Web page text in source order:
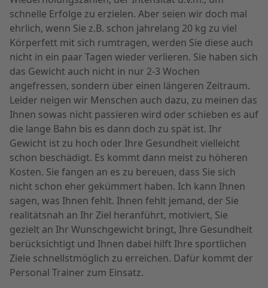
schnelle Erfolge zu erzielen. Aber seien wir doch mal
ehrlich, wenn Sie z.B. schon jahrelang 20 kg zu viel
Körperfett mit sich rumtragen, werden Sie diese auch
nicht in ein paar Tagen wieder verlieren. Sie haben sich
das Gewicht auch nicht in nur 2-3 Wochen
angefressen, sondern über einen längeren Zeitraum.
Leider neigen wir Menschen auch dazu, zu meinen das
Ihnen sowas nicht passieren wird oder schieben es auf
die lange Bahn bis es dann doch zu spät ist. Ihr
Gewicht ist zu hoch oder Ihre Gesundheit vielleicht
schon beschädigt. Es kommt dann meist zu höheren
Kosten. Sie fangen an es zu bereuen, dass Sie sich
nicht schon eher gekümmert haben. Ich kann Ihnen
sagen, was Ihnen fehlt. Ihnen fehlt jemand, der Sie
realitätsnah an Ihr Ziel heranführt, motiviert, Sie
gezielt an Ihr Wunschgewicht bringt, Ihre Gesundheit
berücksichtigt und Ihnen dabei hilft Ihre sportlichen
Ziele schnellstmöglich zu erreichen. Dafür kommt der
Personal Trainer zum Einsatz.